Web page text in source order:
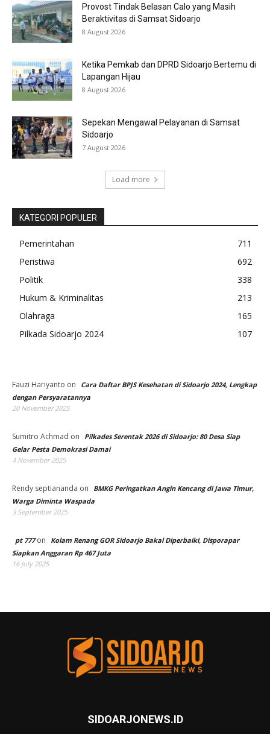
Provost Tindak Belasan Calo yang Masih
Beraktivitas di Samsat Sidoarjo
8 August 2026
Ketika Pemkab dan DPRD Sidoarjo Bertemu di
Lapangan Hijau
8 August 2026
Sepekan Mengawal Pelayanan di Samsat
Sidoarjo
7 August 2026
Load more
KATEGORI POPULER
Pemerintahan
711
Peristiwa
692
Politik
338
Hukum & Kriminalitas
213
Olahraga
165
Pilkada Sidoarjo 2024
107
Fauzi Hariyanto on
Cara Daftar BPJS Kesehatan di Sidoarjo 2024, Lengkap
dengan Persyaratannya
20 November 2025
Sumitro Achmad on
Pilkades Serentak 2026 di Sidoarjo: 80 Desa Siap
Gelar Pesta Demokrasi Damai
4 November 2025
Rendy septiananda on
BMKG Peringatkan Angin Kencang di Jawa Timur,
Warga Diminta Waspada
3 September 2025
pt 777on
Kolam Renang GOR Sidoarjo Bakal Diperbaiki, Disporapar
Siapkan Anggaran Rp 467 Juta
16 July 2025
SIDOARJONEWS.ID